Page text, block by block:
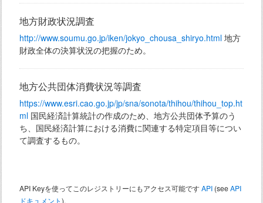
地方財政状況調査
http://www.soumu.go.jp/iken/jokyo_chousa_shiryo.html 地方
財政全体の決算状況の把握のため。
地方公共団体消費状況等調査
https://www.esri.cao.go.jp/jp/sna/sonota/thihou/thihou_top.ht
ml 国民経済計算統計の作成のため、地方公共団体予算のう
ち、国民経済計算における消費に関連する特定項目等につい
て調査するもの。
API Keyを使ってこのレジストリーにもアクセス可能ですAPI (seeAPI
ドキュメント).